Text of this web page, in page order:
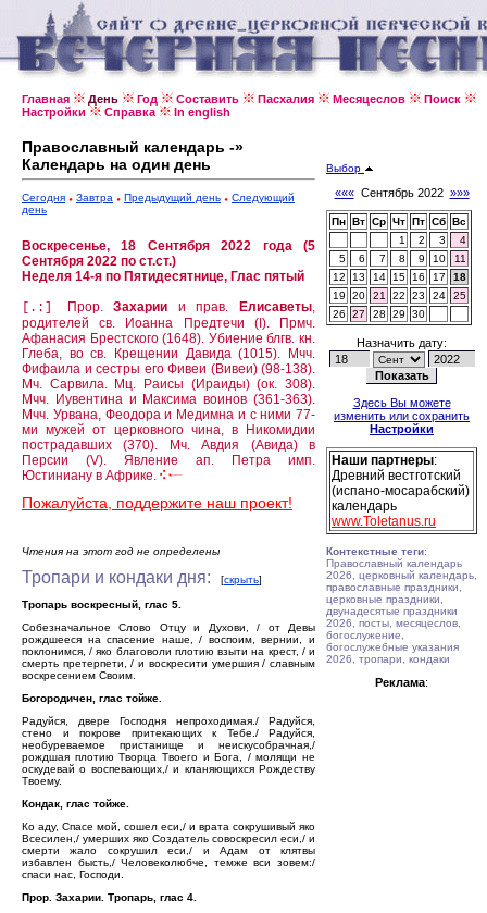
Главная День Год Составить Пасхалия Месяцеслов
Поиск
Настройки
Справка In english
Православный календарь -»
Календарь на один день
Сегодня Завтра Предыдущий день
Следующий
день
Воскресенье, 18 Сентября 2022 года (5
Сентября 2022 по ст.ст.)
Неделя 14-я по Пятидесятнице, Глас пятый
[.:] Прор.Захарии и прав. Елисаветы,
родителей св. Иоанна Предтечи (I).
Прмч.
Афанасия Брестского (1648). Убиение блгв. кн.
Глеба, во св. Крещении Давида (1015).
Мчч.
Фифаила и сестры его Фивеи (Вивеи) (98-138).
Мч. Сарвила. Мц. Раисы (Ираиды) (ок. 308).
Мчч. Иувентина и Максима воинов (361-363).
Мчч. Урвана, Феодора и Медимна и с ними 77-
ми мужей от церковного чина, в Никомидии
пострадавших (370).
Мч. Авдия (Авида) в
Персии (V). Явление ап. Петра имп.
Юстиниану в Африке.
Пожалуйста, поддержите наш проект!
Чтения на этот год не определены
Тропари и кондаки дня: [скрыть]
Тропарь воскресный, глас 5.
Собезначальное Слово Отцу и Духови, / от Девы
рождшееся на спасение наше, / воспоим, вернии, и
поклонимся, / яко благоволи плотию взыти на крест, / и
смерть претерпети, / и воскресити умершия / славным
воскресением Своим.
Богородичен, глас тойже.
Радуйся, двере Господня непроходимая./ Радуйся,
стено и покрове притекающих к Тебе./ Радуйся,
необуреваемое пристанище и неискусобрачная,/
рождшая плотию Творца Твоего и Бога, / молящи не
оскудевай о воспевающих,/ и кланяющихся Рождеству
Твоему.
Кондак, глас тойже.
Ко аду, Спасе мой, сошел еси,/ и врата сокрушивый яко
Всесилен,/ умерших яко Создатель совоскресил еси,/ и
смерти жало сокрушил еси,/ и Адам от клятвы
избавлен бысть,/ Человеколюбче, темже вси зовем:/
спаси нас, Господи.
Прор. Захарии. Тропарь, глас 4.
Выбор
«««Сентябрь 2022 »»»
Пн Вт Ср Чт Пт Сб Вс
1
2 3
4
5
6 7 8 9 10
11
12
13 14 15 16 17
18
19
20 21 22 23 24
25
26
27 28 29 30
Назначить дату:
Здесь Вы можете
изменить или сохранить
Настройки
Наши партнеры:
Древний вестготский
(испано-мосарабский)
календарь
www.Toletanus.ru
Контекстные теги:
Православный календарь
2026, церковный календарь,
православные праздники,
церковные праздники,
двунадесятые праздники
2026, посты, месяцеслов,
богослужение,
богослужебные указания
2026, тропари, кондаки
Реклама: